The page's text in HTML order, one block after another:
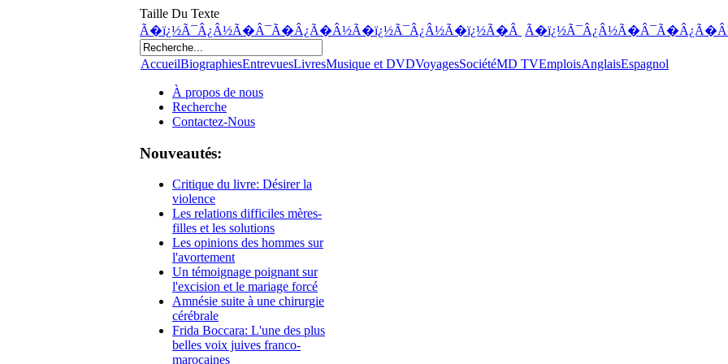
Taille Du Texte
Ã�ï¿½Ã¯Â¿Â½Ã�Â¯Ã�Â¿Ã�Â½Ã�ï¿½Ã¯Â¿Â½Ã�ï¿½Ã�Â
AccueilBiographiesEntrevuesLivresMusique et DVDVoyagesSociétéMD TVEmploisAnglaisEspagnol
À propos de nous
Recherche
Contactez-Nous
Nouveautés:
Critique du livre: Désirer la
violence
Les relations difficiles mères-
filles et les solutions
Les opinions des hommes sur
l'avortement
Un témoignage poignant sur
l'excision et le mariage forcé
Amnésie suite à une chirurgie
cérébrale
Frida Boccara: L'une des plus
belles voix juives franco-
marocaines